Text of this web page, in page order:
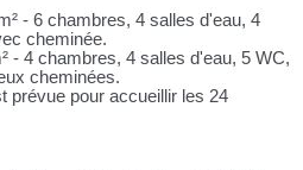
- 6 chambres, 4 salles d'eau, 4
cheminée.
- 4 chambres, 4 salles d'eau, 5 WC,
cheminées.
prévue pour accueillir les 24